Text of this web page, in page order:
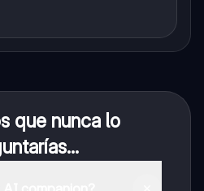
que nunca lo